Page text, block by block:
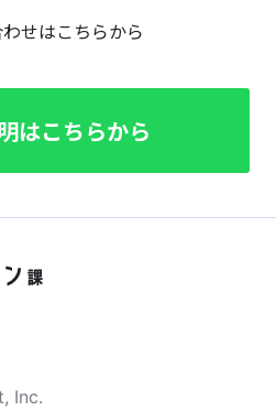
せはこちらから
はこちらから
Inc.